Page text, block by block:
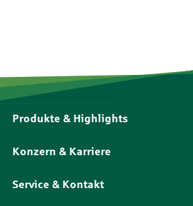
Produkte & Highlights
Konzern & Karriere
Service & Kontakt